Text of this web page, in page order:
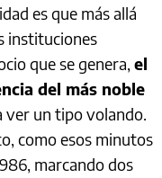
es que más allá
instituciones
que se genera, el
del más noble
ver un tipo volando.
como esos minutos
marcando dos